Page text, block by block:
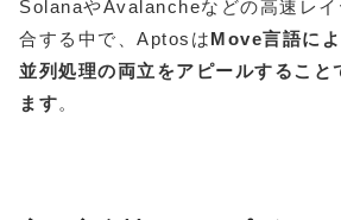
SolanaやAvalancheなどの高速レイ
合する中で、AptosはMove言語に
並列処理の両立をアピールすること
ます。